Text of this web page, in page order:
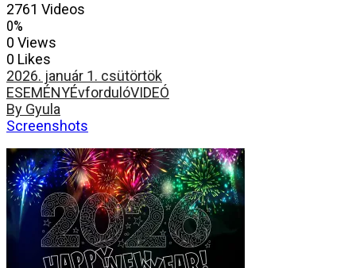
2761 Videos
0%
0 Views
0 Likes
2026. január 1. csütörtök
ESEMÉNYÉvfordulóVIDEÓ
By Gyula
Screenshots